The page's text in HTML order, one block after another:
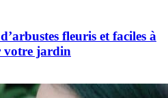
fleuris et faciles à
votre jardin